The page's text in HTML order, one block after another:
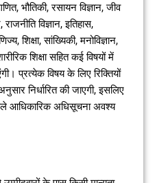
भौतिकी, रसायन विज्ञान, जीव
विज्ञान, इतिहास,
शिक्षा, सांख्यिकी, मनोविज्ञान,
शिक्षा सहित कई विषयों में
प्रत्येक विषय के लिए रिक्तियों
निर्धारित की जाएगी, इसलिए
आधिकारिक अधिसूचना अवश्य